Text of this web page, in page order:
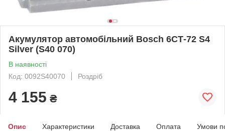
Акумулятор автомобільний Bosch 6СТ-72 S4
Silver (S40 070)
В наявності
Код: 0092S40070
Роздріб
4 155 ₴
Опис Характеристики Доставка Оплата Умови